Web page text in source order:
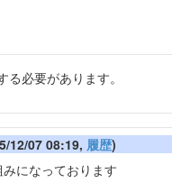
る必要があります。
12/07 08:19, 履歴)
になっております